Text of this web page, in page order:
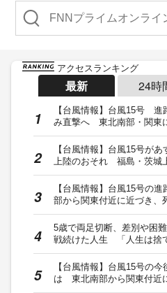
検索
アクセスランキング
最新 24時
【台風情報】台風15号
み直撃へ 東北南部・関東
【台風情報】台風15号が
上陸のおそれ 福島・茨城
【台風情報】台風15号の
部から関東付近に近づき、
5歳で両足切断、差別や困
戦続けた人生 「人生は捨
【台風情報】台風15号の今
は 東北南部から関東付近